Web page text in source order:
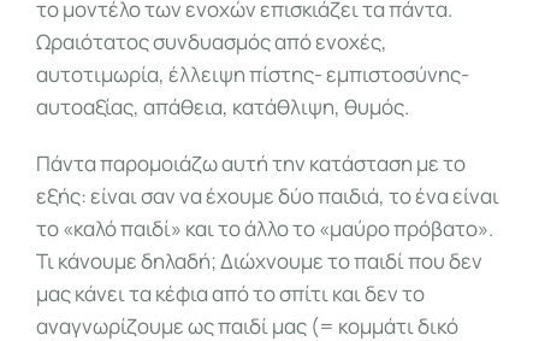
το μοντέλο των ενοχών επισκιάζει τα πάντα.
Ωραιότατος συνδυασμός από ενοχές,
αυτοτιμωρία, έλλειψη πίστης- εμπιστοσύνης-
αυτοαξίας, απάθεια, κατάθλιψη, θυμός.
Πάντα παρομοιάζω αυτή την κατάσταση με το
εξής: είναι σαν να έχουμε δύο παιδιά, το ένα είναι
το «καλό παιδί» και το άλλο το «μαύρο πρόβατο».
Τι κάνουμε δηλαδή; Διώχνουμε το παιδί που δεν
μας κάνει τα κέφια από το σπίτι και δεν το
αναγνωρίζουμε ως παιδί μας (= κομμάτι δικό